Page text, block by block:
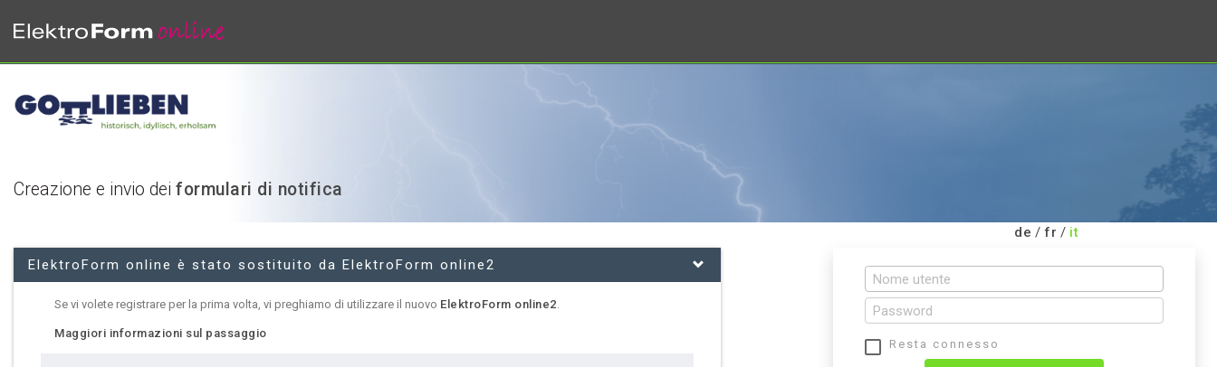
Creazione e invio dei formulari di notifica
de / fr / it
Resta connesso
ElektroForm online è stato sostituito da ElektroForm online2
Se vi volete registrare per la prima volta, vi preghiamo di utilizzare il nuovo ElektroForm online2
Maggiori informazioni sul passaggio